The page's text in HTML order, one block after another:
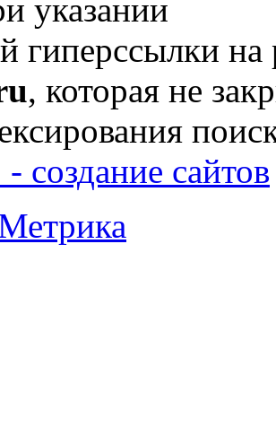
указании
гиперссылки
, которая не
создание сайтов